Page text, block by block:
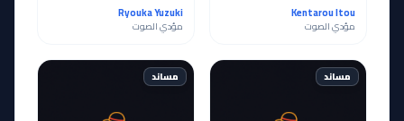
Kentarou Itou
مؤدي الصوت
Ryouka Yuzuki
مؤدي الصوت
مساند مساند